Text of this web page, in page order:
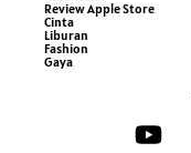
Review Apple Store
Cinta
Liburan
Fashion
Gaya